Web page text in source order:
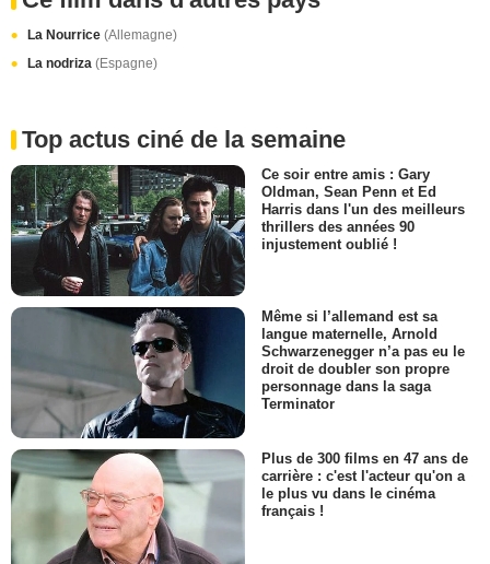
La Nourrice (Allemagne)
La nodriza (Espagne)
Top actus ciné de la semaine
Ce soir entre amis : Gary
Oldman, Sean Penn et Ed
Harris dans l'un des meilleurs
thrillers des années 90
injustement oublié !
Même si l’allemand est sa
langue maternelle, Arnold
Schwarzenegger n’a pas eu le
droit de doubler son propre
personnage dans la saga
Terminator
Plus de 300 films en 47 ans de
carrière : c'est l'acteur qu'on a
le plus vu dans le cinéma
français !